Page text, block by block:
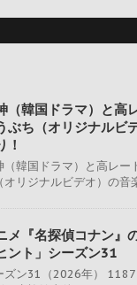
（韓国ドラマ）と高
ぶち（オリジナルビ
！
（韓国ドラマ）と高レー
オリジナルビデオ）の音
メ『名探偵コナン』
ント」シーズン31
ズン31（2026年） 1187